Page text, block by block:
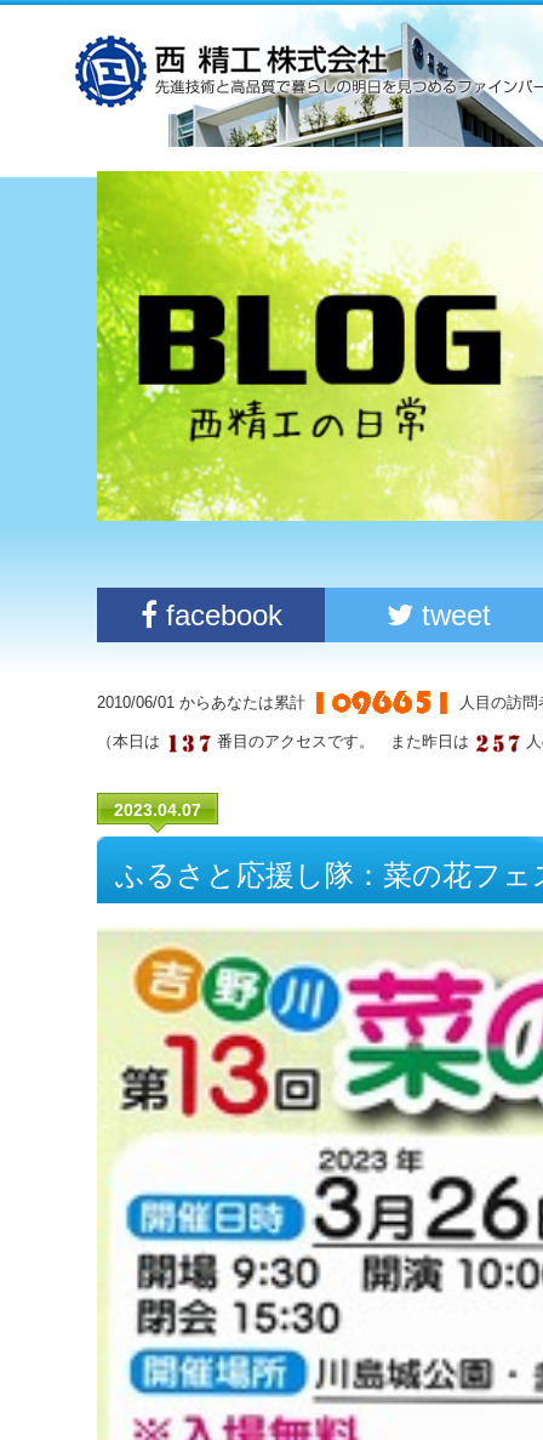
facebook tweet
2010/06/01 からあなたは累計 人目の訪
（本日は 番目のアクセスです。 また昨日は
2023.04.07
ふるさと応援し隊：菜の花フ